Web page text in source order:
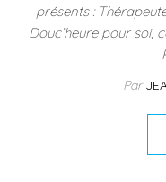
présents :
Douc’heure pour soi,
Par